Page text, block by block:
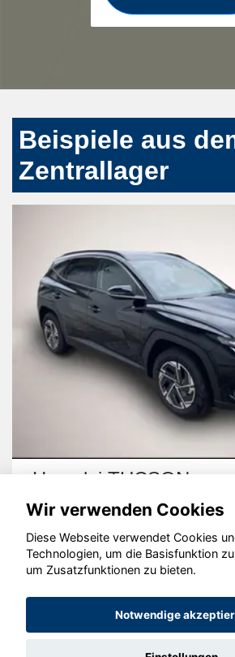
Beispiele aus
Zentrallager
Hyundai TUCSON
© konjunkturmotor.de GmbH
Wir verwenden Cookies
Diese Webseite verwendet Cookies
Technologien, um die Basisfunktion
um Zusatzfunktionen zu bieten.
Notwendige